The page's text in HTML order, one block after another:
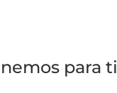
para ti